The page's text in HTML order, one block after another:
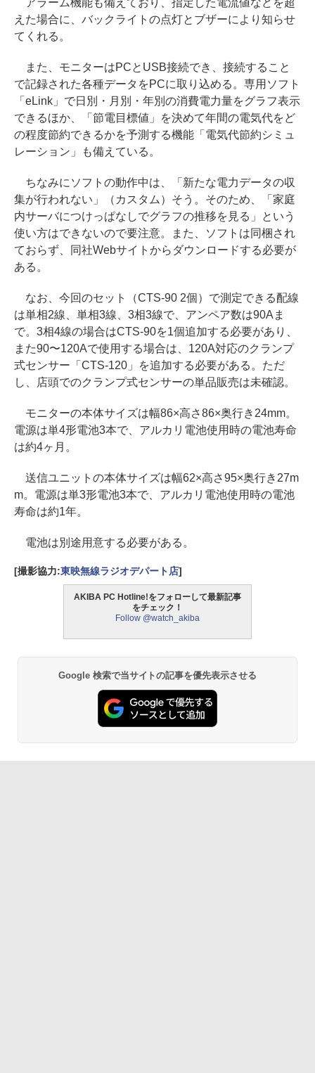
アラーム機能も備えており、指定した電流値などを超
えた場合に、バックライトの点灯とブザーにより知らせ
てくれる。
また、モニターはPCとUSB接続でき、接続すること
で記録された各種データをPCに取り込める。専用ソフト
「eLink」で日別・月別・年別の消費電力量をグラフ表示
できるほか、「節電目標値」を決めて年間の電気代をど
の程度節約できるかを予測する機能「電気代節約シミュ
レーション」も備えている。
ちなみにソフトの動作中は、「新たな電力データの収
集が行われない」（カスタム）そう。そのため、「家庭
内サーバにつけっぱなしでグラフの推移を見る」という
使い方はできないので要注意。また、ソフトは同梱され
ておらず、同社Webサイトからダウンロードする必要が
ある。
なお、今回のセット（CTS-90 2個）で測定できる配線
は単相2線、単相3線、3相3線で、アンペア数は90Aま
で。3相4線の場合はCTS-90を1個追加する必要があり、
また90〜120Aで使用する場合は、120A対応のクランプ
式センサー「CTS-120」を追加する必要がある。ただ
し、店頭でのクランプ式センサーの単品販売は未確認。
モニターの本体サイズは幅86×高さ86×奥行き24mm。
電源は単4形電池3本で、アルカリ電池使用時の電池寿命
は約4ヶ月。
送信ユニットの本体サイズは幅62×高さ95×奥行き27m
m。電源は単3形電池3本で、アルカリ電池使用時の電池
寿命は約1年。
電池は別途用意する必要がある。
[撮影協力:東映無線ラジオデパート店]
AKIBA PC Hotline!をフォローして最新記事
をチェック！
Follow @watch_akiba
Google 検索で当サイトの記事を優先表示させる